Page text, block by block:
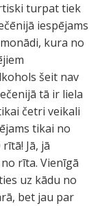
turpat tiek
iespējams
kura no
šeit nav
tā ir liela
četri veikali
tikai no
Jā, jā
rīta. Vienīgā
uz kādu no
bet jau par